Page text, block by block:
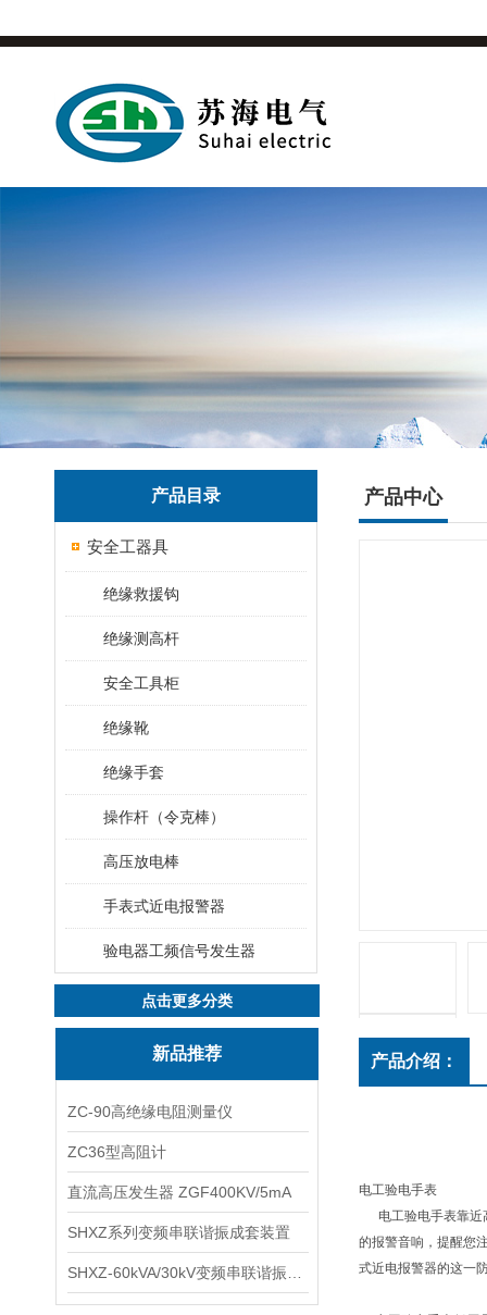
产品目录
安全工器具
绝缘救援钩
绝缘测高杆
安全工具柜
绝缘靴
绝缘手套
操作杆（令克棒）
高压放电棒
手表式近电报警器
验电器工频信号发生器
点击更多分类
新品推荐
ZC-90高绝缘电阻测量仪
ZC36型高阻计
直流高压发生器 ZGF400KV/5mA
SHXZ系列变频串联谐振成套装置
产品中心
产品介绍：
电工验电手表
电工验电手表靠近
的报警音响，提醒您
式近电报警器的这一